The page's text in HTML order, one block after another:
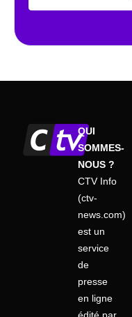
QUI
SOMMES-
NOUS ?
CTV Info
(ctv-
news.com)
est un
service
de
presse
en ligne